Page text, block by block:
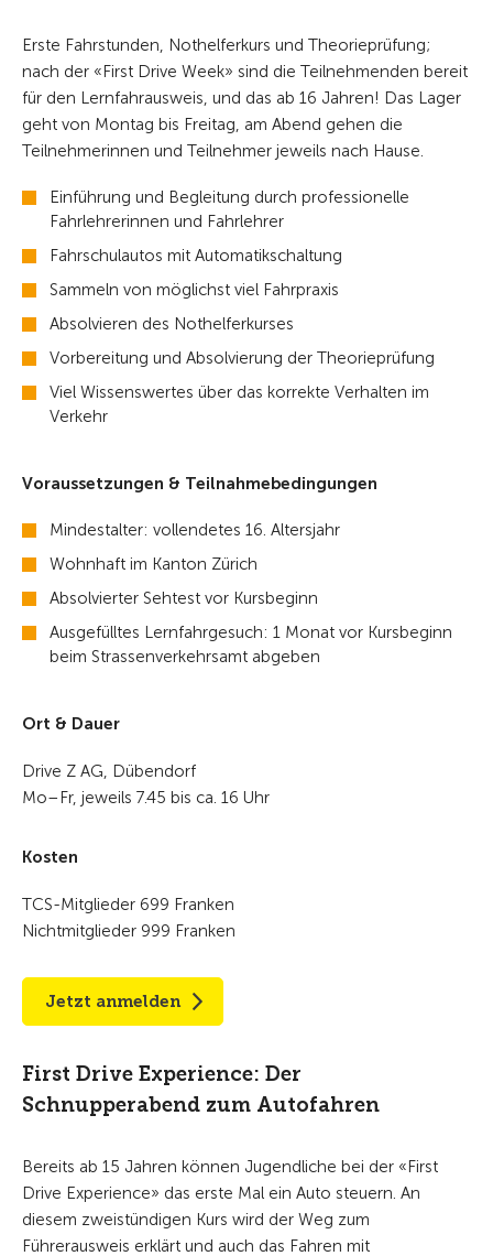
Erste Fahrstunden, Nothelferkurs und Theorieprüfung;
nach der «First Drive Week» sind die Teilnehmenden bereit
für den Lernfahrausweis, und das ab 16 Jahren! Das Lager
geht von Montag bis Freitag, am Abend gehen die
Teilnehmerinnen und Teilnehmer jeweils nach Hause.
Einführung und Begleitung durch professionelle
Fahrlehrerinnen und Fahrlehrer
Fahrschulautos mit Automatikschaltung
Sammeln von möglichst viel Fahrpraxis
Absolvieren des Nothelferkurses
Vorbereitung und Absolvierung der Theorieprüfung
Viel Wissenswertes über das korrekte Verhalten im
Verkehr
Voraussetzungen & Teilnahmebedingungen
Mindestalter: vollendetes 16. Altersjahr
Wohnhaft im Kanton Zürich
Absolvierter Sehtest vor Kursbeginn
Ausgefülltes Lernfahrgesuch: 1 Monat vor Kursbeginn
beim Strassenverkehrsamt abgeben
Ort & Dauer
Drive Z AG, Dübendorf
Mo–Fr, jeweils 7.45 bis ca. 16 Uhr
Kosten
TCS-Mitglieder 699 Franken
Nichtmitglieder 999 Franken
Jetzt anmelden
First Drive Experience: Der
Schnupperabend zum Autofahren
Bereits ab 15 Jahren können Jugendliche bei der «First
Drive Experience» das erste Mal ein Auto steuern. An
diesem zweistündigen Kurs wird der Weg zum
Führerausweis erklärt und auch das Fahren mit